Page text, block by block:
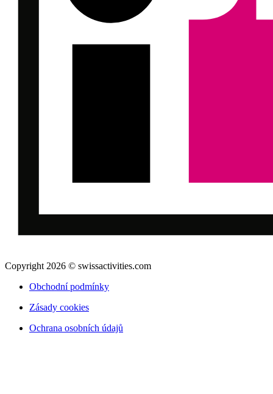
Copyright 2026 © swissactivities.com
Obchodní podmínky
Zásady cookies
Ochrana osobních údajů